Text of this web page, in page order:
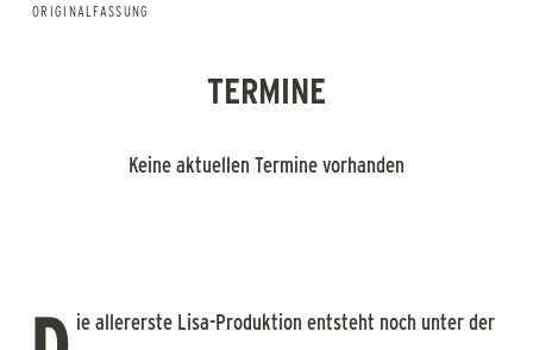
ORIGINALFASSUNG
TERMINE
Keine aktuellen Termine vorhanden
ie allererste Lisa-Produktion entsteht noch unter der